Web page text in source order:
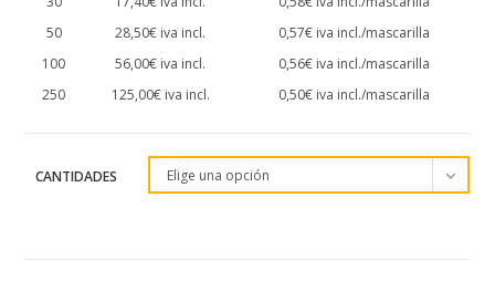
50
28,50€ iva incl.
0,57€ iva incl./mascarilla
100
56,00€ iva incl.
0,56€ iva incl./mascarilla
250
125,00€ iva incl. 0,50€ iva incl./mascarilla
CANTIDADES Elige una opción